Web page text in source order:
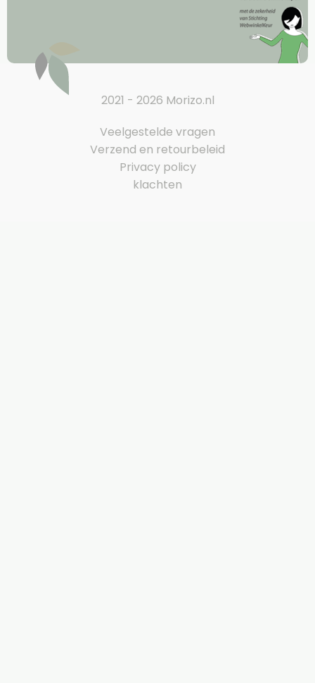
2021 - 2026 Morizo.nl
Veelgestelde vragen
Verzend en retourbeleid
Privacy policy
klachten